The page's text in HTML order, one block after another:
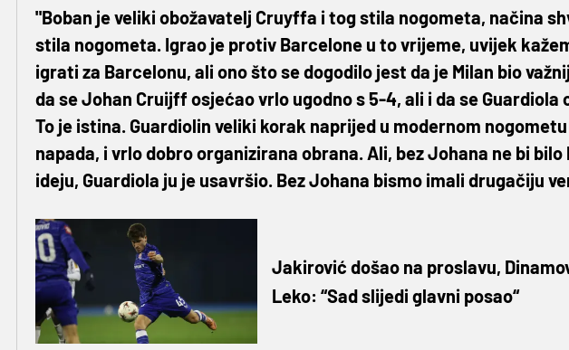
"Boban je veliki obožavatelj Cruyffa i tog stila nogometa, načina
stila nogometa. Igrao je protiv Barcelone u to vrijeme, uvijek
igrati za Barcelonu, ali ono što se dogodilo jest da je Milan bio
da se Johan Cruijff osjećao vrlo ugodno s 5-4, ali i da se Guardiola
To je istina. Guardiolin veliki korak naprijed u modernom
napada, i vrlo dobro organizirana obrana. Ali, bez Johana ne bi
ideju, Guardiola ju je usavršio. Bez Johana bismo imali drugačiju
Jakirović došao na proslavu,
Leko: “Sad slijedi glavni posao“